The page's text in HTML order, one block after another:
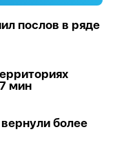
послов в ряде
мин
более